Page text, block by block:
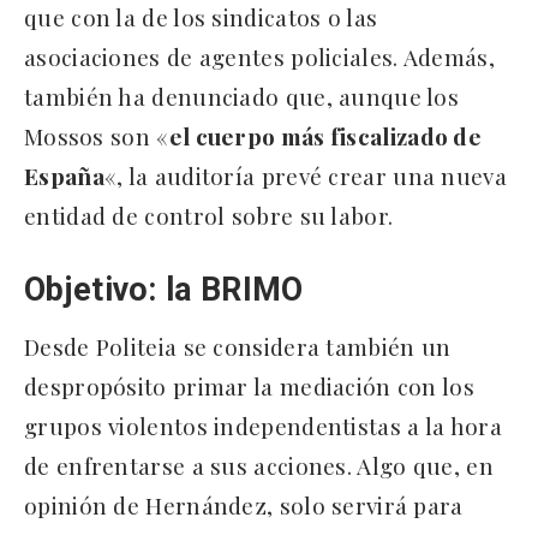
que con la de los sindicatos o las
asociaciones de agentes policiales. Además,
también ha denunciado que, aunque los
Mossos son «el cuerpo más fiscalizado de
España«, la auditoría prevé crear una nueva
entidad de control sobre su labor.
Objetivo: la BRIMO
Desde Politeia se considera también un
despropósito primar la mediación con los
grupos violentos independentistas a la hora
de enfrentarse a sus acciones. Algo que, en
opinión de Hernández, solo servirá para